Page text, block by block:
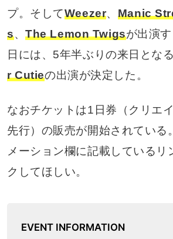
プ。そしてWeezer、 Manic
s、The Lemon Twigsが出演
日には、5年半ぶりの来日となる
r Cutieの出演が決定した。
なおチケットは1日券（クリエ
先行）の販売が開始されている
メーション欄に記載しているリ
クしてほしい。
EVENT INFORMATION